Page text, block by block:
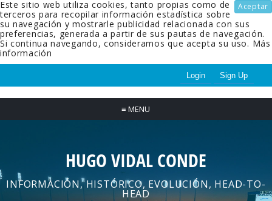
Aceptar
Este sitio web utiliza cookies, tanto propias como de
terceros para recopilar información estadística sobre
su navegación y mostrarle publicidad relacionada con sus
preferencias, generada a partir de sus pautas de navegación.
Si continua navegando, consideramos que acepta su uso. Más
información
Login Sign Up
≡ MENU
HUGO VIDAL CONDE
INFORMACIÓN, HISTÓRICO, EVOLUCIÓN, HEAD-TO-
HEAD